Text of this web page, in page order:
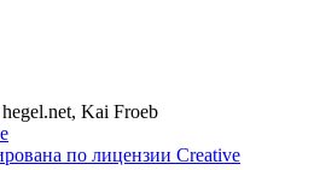
Kai Froeb
по лицензии Creative